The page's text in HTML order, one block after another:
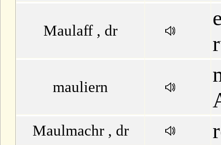
Maulaff , dr
mauliern
Maulmachr , dr